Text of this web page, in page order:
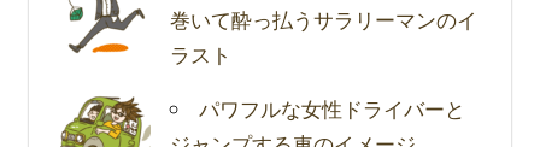
巻いて酔っ払うサラリーマンのイ
ラスト
パワフルな女性ドライバーと